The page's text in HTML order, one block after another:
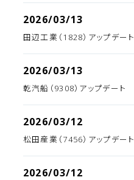
2026/03/13
田辺工業（1828）アップデート
2026/03/13
乾汽船（9308）アップデート
2026/03/12
松田産業（7456）アップデート
2026/03/12